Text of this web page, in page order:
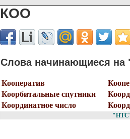
КОО
Слова начинающиеся на
Кооператив
Коорбитальные спутники
Координатное число